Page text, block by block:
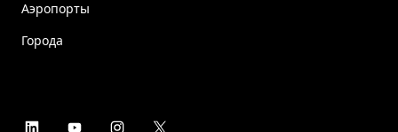
Аэропорты
Города